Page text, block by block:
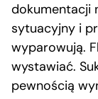
dokumentacji
sytuacyjny i
wyparowują.
wystawiać.
pewnością